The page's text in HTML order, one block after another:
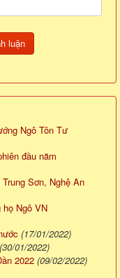
Ngô Tôn Tư
đầu năm
Sơn, Nghệ An
họ Ngô VN
(17/01/2022)
(30/01/2022)
2022 (09/02/2022)